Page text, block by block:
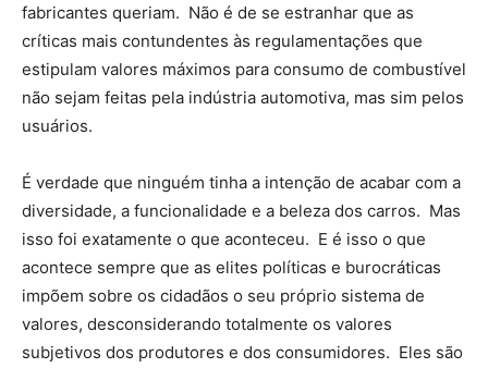
fabricantes queriam. Não é de se estranhar que as
críticas mais contundentes às regulamentações que
estipulam valores máximos para consumo de combustível
não sejam feitas pela indústria automotiva, mas sim pelos
usuários.
É verdade que ninguém tinha a intenção de acabar com a
diversidade, a funcionalidade e a beleza dos carros. Mas
isso foi exatamente o que aconteceu. E é isso o que
acontece sempre que as elites políticas e burocráticas
impõem sobre os cidadãos o seu próprio sistema de
valores, desconsiderando totalmente os valores
subjetivos dos produtores e dos consumidores. Eles são